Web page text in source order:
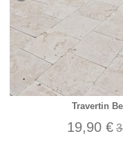
Travertin
19,90 €